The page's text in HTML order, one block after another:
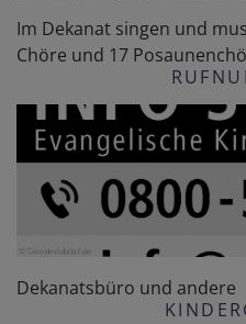
Im Dekanat singen und
Chöre und 17
Dekanatsbüro und andere